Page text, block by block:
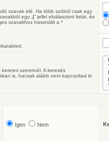
szavak elé. Ha több szóból csak egy
egy „ |” jellel elválasztott listát, és
szavakhoz használd a *
szeretnél. A keresés
is, hacsak alább nem kapcsoltad ki
Igen Nem